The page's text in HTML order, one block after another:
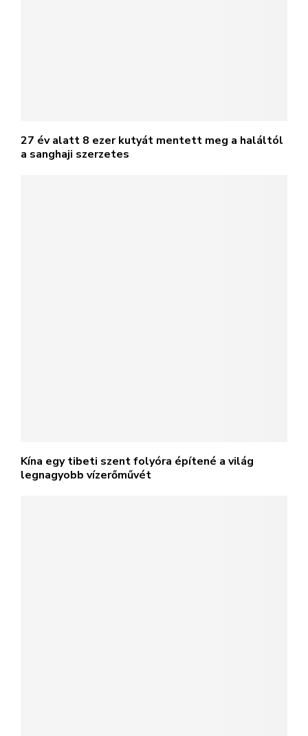
27 év alatt 8 ezer kutyát mentett meg a haláltól
a sanghaji szerzetes
Kína egy tibeti szent folyóra építené a világ
legnagyobb vízerőművét